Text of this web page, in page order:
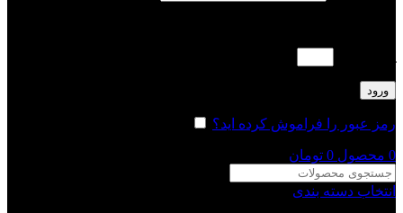
ورود
رمز عبور را فراموش کرده اید؟
0 محصول 0 تومان
انتخاب دسته بندی